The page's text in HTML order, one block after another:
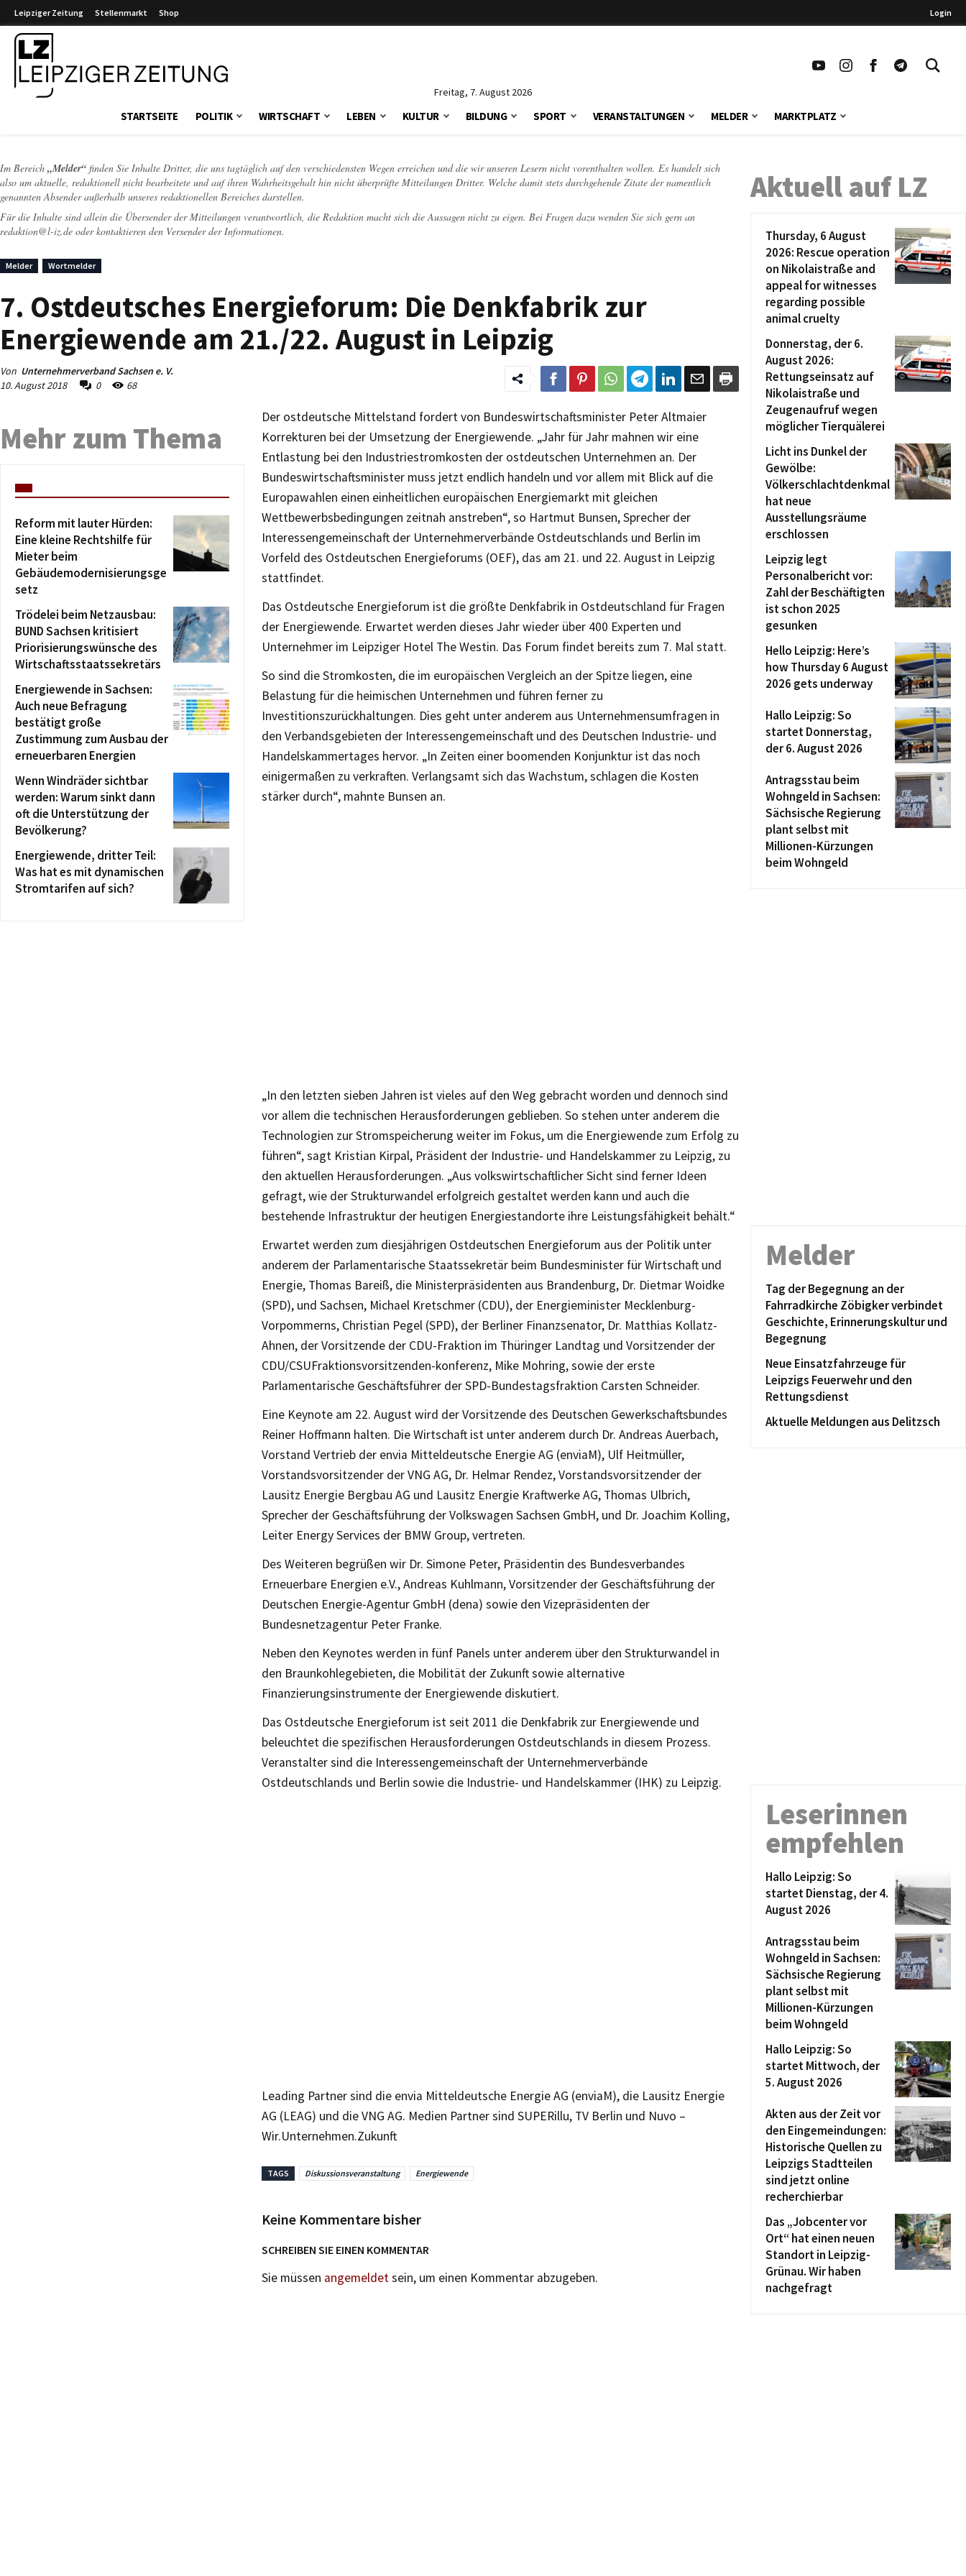
Leipziger Zeitung Stellenmarkt Shop Login
Freitag, 7. August 2026
STARTSEITE POLITIK WIRTSCHAFT LEBEN KULTUR BILDUNG SPORT VERANSTALTUNGEN MELDER MARKTPLATZ
Im Bereich „Melder“ finden Sie Inhalte Dritter, die uns tagtäglich auf den verschiedensten Wegen erreichen und die wir unseren Lesern nicht vorenthalten wollen. Es handelt sich
also um aktuelle, redaktionell nicht bearbeitete und auf ihren Wahrheitsgehalt hin nicht überprüfte Mitteilungen Dritter. Welche damit stets durchgehende Zitate der namentlich
genannten Absender außerhalb unseres redaktionellen Bereiches darstellen.
Für die Inhalte sind allein die Übersender der Mitteilungen verantwortlich, die Redaktion macht sich die Aussagen nicht zu eigen. Bei Fragen dazu wenden Sie sich gern an
redaktion@l-iz.de oder kontaktieren den Versender der Informationen.
Melder Wortmelder
7. Ostdeutsches Energieforum: Die Denkfabrik zur
Energiewende am 21./22. August in Leipzig
Von Unternehmerverband Sachsen e. V.
10. August 2018
0 68
Der ostdeutsche Mittelstand fordert von Bundeswirtschaftsminister Peter Altmaier
Korrekturen bei der Umsetzung der Energiewende. „Jahr für Jahr mahnen wir eine
Entlastung bei den Industriestromkosten der ostdeutschen Unternehmen an. Der
Bundeswirtschaftsminister muss jetzt endlich handeln und vor allem mit Blick auf die
Europawahlen einen einheitlichen europäischen Energiemarkt mit gleichen
Wettbewerbsbedingungen zeitnah anstreben“, so Hartmut Bunsen, Sprecher der
Interessengemeinschaft der Unternehmerverbände Ostdeutschlands und Berlin im
Vorfeld des Ostdeutschen Energieforums (OEF), das am 21. und 22. August in Leipzig
stattfindet.
Das Ostdeutsche Energieforum ist die größte Denkfabrik in Ostdeutschland für Fragen
der Energiewende. Erwartet werden dieses Jahr wieder über 400 Experten und
Unternehmer im Leipziger Hotel The Westin. Das Forum findet bereits zum 7. Mal statt.
So sind die Stromkosten, die im europäischen Vergleich an der Spitze liegen, eine
Belastung für die heimischen Unternehmen und führen ferner zu
Investitionszurückhaltungen. Dies geht unter anderem aus Unternehmensumfragen in
den Verbandsgebieten der Interessengemeinschaft und des Deutschen Industrie- und
Handelskammertages hervor. „In Zeiten einer boomenden Konjunktur ist das noch
einigermaßen zu verkraften. Verlangsamt sich das Wachstum, schlagen die Kosten
stärker durch“, mahnte Bunsen an.
„In den letzten sieben Jahren ist vieles auf den Weg gebracht worden und dennoch sind
vor allem die technischen Herausforderungen geblieben. So stehen unter anderem die
Technologien zur Stromspeicherung weiter im Fokus, um die Energiewende zum Erfolg zu
führen“, sagt Kristian Kirpal, Präsident der Industrie- und Handelskammer zu Leipzig, zu
den aktuellen Herausforderungen. „Aus volkswirtschaftlicher Sicht sind ferner Ideen
gefragt, wie der Strukturwandel erfolgreich gestaltet werden kann und auch die
bestehende Infrastruktur der heutigen Energiestandorte ihre Leistungsfähigkeit behält.“
Erwartet werden zum diesjährigen Ostdeutschen Energieforum aus der Politik unter
anderem der Parlamentarische Staatssekretär beim Bundesminister für Wirtschaft und
Energie, Thomas Bareiß, die Ministerpräsidenten aus Brandenburg, Dr. Dietmar Woidke
(SPD), und Sachsen, Michael Kretschmer (CDU), der Energieminister Mecklenburg-
Vorpommerns, Christian Pegel (SPD), der Berliner Finanzsenator, Dr. Matthias Kollatz-
Ahnen, der Vorsitzende der CDU-Fraktion im Thüringer Landtag und Vorsitzender der
CDU/CSUFraktionsvorsitzenden-konferenz, Mike Mohring, sowie der erste
Parlamentarische Geschäftsführer der SPD-Bundestagsfraktion Carsten Schneider.
Eine Keynote am 22. August wird der Vorsitzende des Deutschen Gewerkschaftsbundes
Reiner Hoffmann halten. Die Wirtschaft ist unter anderem durch Dr. Andreas Auerbach,
Vorstand Vertrieb der envia Mitteldeutsche Energie AG (enviaM), Ulf Heitmüller,
Vorstandsvorsitzender der VNG AG, Dr. Helmar Rendez, Vorstandsvorsitzender der
Lausitz Energie Bergbau AG und Lausitz Energie Kraftwerke AG, Thomas Ulbrich,
Sprecher der Geschäftsführung der Volkswagen Sachsen GmbH, und Dr. Joachim Kolling,
Leiter Energy Services der BMW Group, vertreten.
Des Weiteren begrüßen wir Dr. Simone Peter, Präsidentin des Bundesverbandes
Erneuerbare Energien e.V., Andreas Kuhlmann, Vorsitzender der Geschäftsführung der
Deutschen Energie-Agentur GmbH (dena) sowie den Vizepräsidenten der
Bundesnetzagentur Peter Franke.
Neben den Keynotes werden in fünf Panels unter anderem über den Strukturwandel in
den Braunkohlegebieten, die Mobilität der Zukunft sowie alternative
Finanzierungsinstrumente der Energiewende diskutiert.
Das Ostdeutsche Energieforum ist seit 2011 die Denkfabrik zur Energiewende und
beleuchtet die spezifischen Herausforderungen Ostdeutschlands in diesem Prozess.
Veranstalter sind die Interessengemeinschaft der Unternehmerverbände
Ostdeutschlands und Berlin sowie die Industrie- und Handelskammer (IHK) zu Leipzig.
Leading Partner sind die envia Mitteldeutsche Energie AG (enviaM), die Lausitz Energie
AG (LEAG) und die VNG AG. Medien Partner sind SUPERillu, TV Berlin und Nuvo –
Wir.Unternehmen.Zukunft
TAGS Diskussionsveranstaltung Energiewende
Keine Kommentare bisher
SCHREIBEN SIE EINEN KOMMENTAR
Sie müssen angemeldetsein, um einen Kommentar abzugeben.
Mehr zum Thema
Reform mit lauter Hürden:
Eine kleine Rechtshilfe für
Mieter beim
Gebäudemodernisierungsge
setz
Trödelei beim Netzausbau:
BUND Sachsen kritisiert
Priorisierungswünsche des
Wirtschaftsstaatssekretärs
Energiewende in Sachsen:
Auch neue Befragung
bestätigt große
Zustimmung zum Ausbau der
erneuerbaren Energien
Wenn Windräder sichtbar
werden: Warum sinkt dann
oft die Unterstützung der
Bevölkerung?
Energiewende, dritter Teil:
Was hat es mit dynamischen
Stromtarifen auf sich?
Aktuell auf LZ
Thursday, 6 August
2026: Rescue operation
on Nikolaistraße and
appeal for witnesses
regarding possible
animal cruelty
Donnerstag, der 6.
August 2026:
Rettungseinsatz auf
Nikolaistraße und
Zeugenaufruf wegen
möglicher Tierquälerei
Licht ins Dunkel der
Gewölbe:
Völkerschlachtdenkmal
hat neue
Ausstellungsräume
erschlossen
Leipzig legt
Personalbericht vor:
Zahl der Beschäftigten
ist schon 2025
gesunken
Hello Leipzig: Here’s
how Thursday 6 August
2026 gets underway
Hallo Leipzig: So
startet Donnerstag,
der 6. August 2026
Antragsstau beim
Wohngeld in Sachsen:
Sächsische Regierung
plant selbst mit
Millionen-Kürzungen
beim Wohngeld
Melder
Tag der Begegnung an der
Fahrradkirche Zöbigker verbindet
Geschichte, Erinnerungskultur und
Begegnung
Neue Einsatzfahrzeuge für
Leipzigs Feuerwehr und den
Rettungsdienst
Aktuelle Meldungen aus Delitzsch
Leserinnen
empfehlen
Hallo Leipzig: So
startet Dienstag, der 4.
August 2026
Antragsstau beim
Wohngeld in Sachsen:
Sächsische Regierung
plant selbst mit
Millionen-Kürzungen
beim Wohngeld
Hallo Leipzig: So
startet Mittwoch, der
5. August 2026
Akten aus der Zeit vor
den Eingemeindungen:
Historische Quellen zu
Leipzigs Stadtteilen
sind jetzt online
recherchierbar
Das „Jobcenter vor
Ort“ hat einen neuen
Standort in Leipzig-
Grünau. Wir haben
nachgefragt